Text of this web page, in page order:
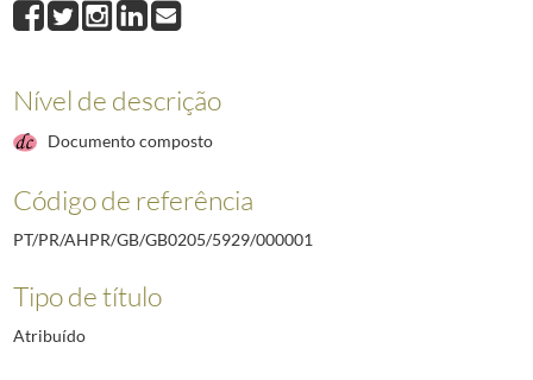
(...)
Nível de descrição
Documento composto
Código de referência
PT/PR/AHPR/GB/GB0205/5929/000001
Tipo de título
Atribuído